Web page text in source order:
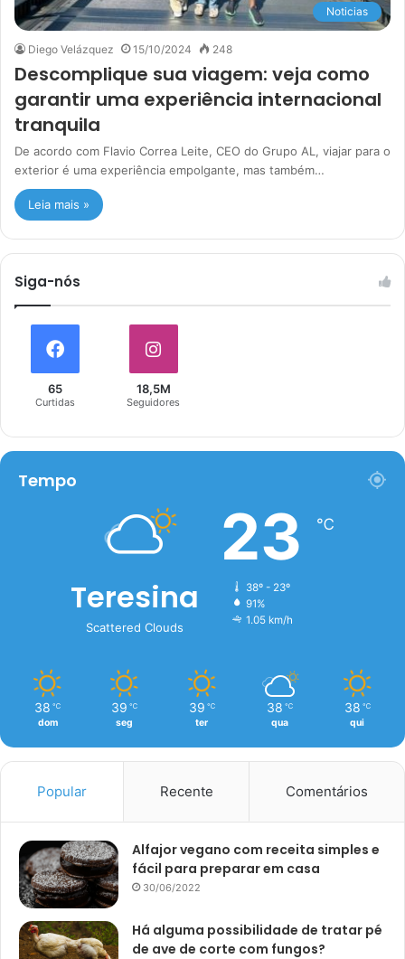
Noticias
Diego Velázquez 15/10/2024 248
Descomplique sua viagem: veja como
garantir uma experiência internacional
tranquila
De acordo com Flavio Correa Leite, CEO do Grupo AL, viajar para o
exterior é uma experiência empolgante, mas também…
Leia mais »
Siga-nós
65
Curtidas
18,5M
Seguidores
Tempo
Teresina
Scattered Clouds
23 ℃
38º - 23º
91%
1.05 km/h
38 ℃
dom
39 ℃
seg
39 ℃
ter
38 ℃
qua
38 ℃
qui
Popular Recente Comentários
Alfajor vegano com receita simples e
fácil para preparar em casa
30/06/2022
Há alguma possibilidade de tratar pé
de ave de corte com fungos?